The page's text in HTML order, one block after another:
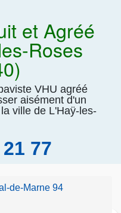
et Agréé
Roses
VHU agréé
aisément d'un
ville de L'Haÿ-les-
77
de-Marne 94